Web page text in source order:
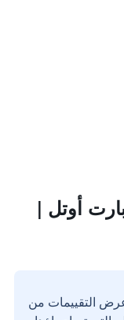
أوتل |
التقييمات من